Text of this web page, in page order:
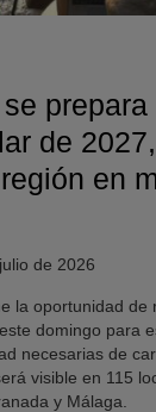
prepara
de
en
de 2026
la oportunidad de
domingo para
necesarias de
visible en 115
y Málaga.